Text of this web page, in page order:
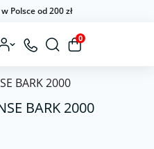
Polsce od 200 zł
0
BARK 2000
BARK 2000